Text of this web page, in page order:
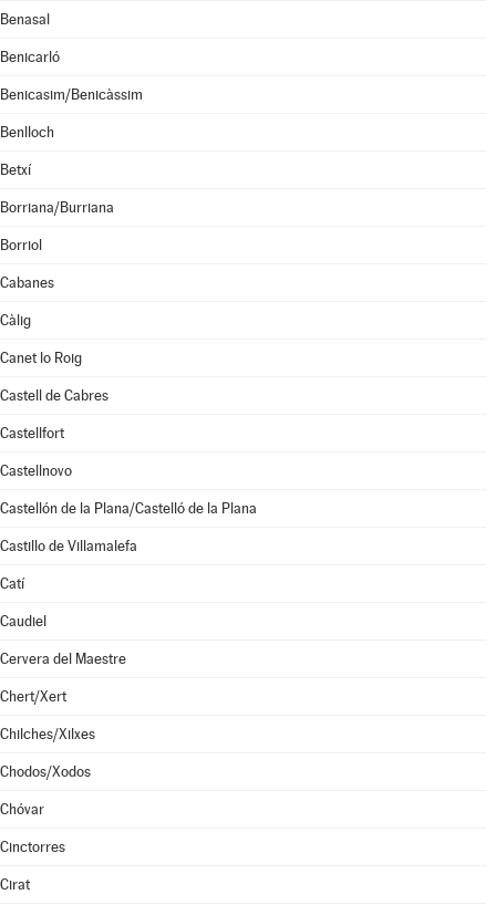
Benasal
Benicarló
Benicasim/Benicàssim
Benlloch
Betxí
Borriana/Burriana
Borriol
Cabanes
Càlig
Canet lo Roig
Castell de Cabres
Castellfort
Castellnovo
Castellón de la Plana/Castelló de la Plana
Castillo de Villamalefa
Catí
Caudiel
Cervera del Maestre
Chert/Xert
Chilches/Xilxes
Chodos/Xodos
Chóvar
Cinctorres
Cirat